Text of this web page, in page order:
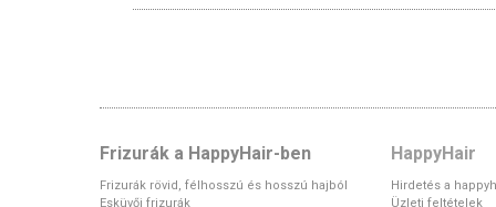
Frizurák a HappyHair-ben
Frizurák rövid, félhosszú és hosszú hajból
Esküvői frizurák
HappyHair
Hirdetés a
Üzleti feltételek